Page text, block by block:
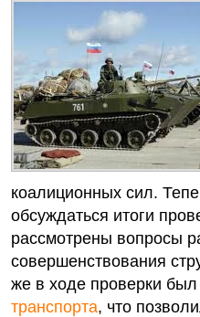
коалиционных сил.
обсуждаться итоги
рассмотрены вопросы
совершенствования
же в ходе проверки
транспорта, что